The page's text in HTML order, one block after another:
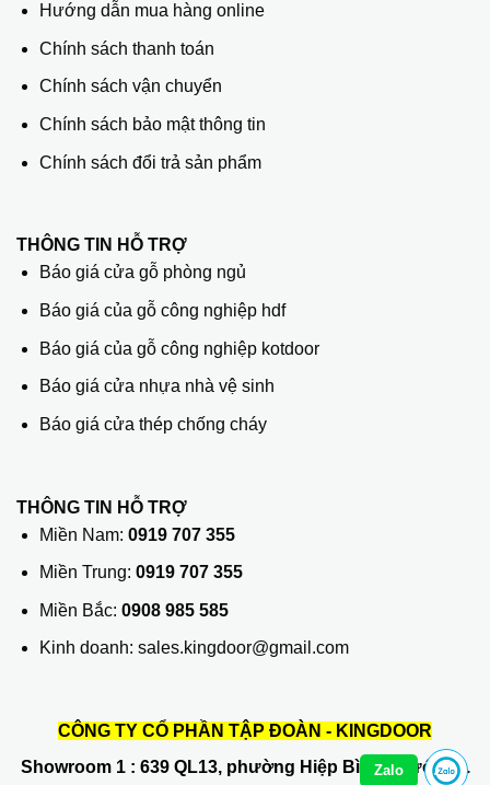
Hướng dẫn mua hàng online
Chính sách thanh toán
Chính sách vận chuyển
Chính sách bảo mật thông tin
Chính sách đổi trả sản phẩm
THÔNG TIN HỖ TRỢ
Báo giá cửa gỗ phòng ngủ
Báo giá của gỗ công nghiệp hdf
Báo giá của gỗ công nghiệp kotdoor
Báo giá cửa nhựa nhà vệ sinh
Báo giá cửa thép chống cháy
THÔNG TIN HỖ TRỢ
Miền Nam: 0919 707 355
Miền Trung: 0919 707 355
Miền Bắc: 0908 985 585
Kinh doanh: sales.kingdoor@gmail.com
CÔNG TY CỔ PHẦN TẬP ĐOÀN - KINGDOOR
Showroom 1: 639 QL13, phường Hiệp Bình Phước, Q.
Zalo